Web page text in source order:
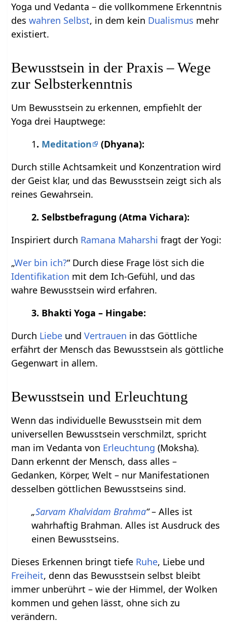
Yoga und Vedanta – die vollkommene Erkenntnis
deswahren Selbst, in dem kein Dualismus mehr
existiert.
Bewusstsein in der Praxis – Wege
zur Selbsterkenntnis
Um Bewusstsein zu erkennen, empfiehlt der
Yoga drei Hauptwege:
1. Meditation
(Dhyana):
Durch stille Achtsamkeit und Konzentration wird
der Geist klar, und das Bewusstsein zeigt sich als
reines Gewahrsein.
2. Selbstbefragung (Atma Vichara):
Inspiriert durch Ramana Maharshi fragt der Yogi:
„Wer bin ich?“ Durch diese Frage löst sich die
Identifikation mit dem Ich-Gefühl, und das
wahre Bewusstsein wird erfahren.
3. Bhakti Yoga – Hingabe:
Durch Liebe undVertrauen in das Göttliche
erfährt der Mensch das Bewusstsein als göttliche
Gegenwart in allem.
Bewusstsein und Erleuchtung
Wenn das individuelle Bewusstsein mit dem
universellen Bewusstsein verschmilzt, spricht
man im Vedanta von Erleuchtung (Moksha).
Dann erkennt der Mensch, dass alles –
Gedanken, Körper, Welt – nur Manifestationen
desselben göttlichen Bewusstseins sind.
„Sarvam Khalvidam Brahma“– Alles ist
wahrhaftig Brahman. Alles ist Ausdruck des
einen Bewusstseins.
Dieses Erkennen bringt tiefe Ruhe, Liebe und
Freiheit, denn das Bewusstsein selbst bleibt
immer unberührt – wie der Himmel, der Wolken
kommen und gehen lässt, ohne sich zu
verändern.